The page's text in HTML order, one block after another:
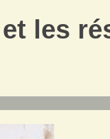
les